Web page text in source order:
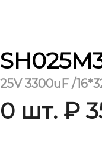
25V 3300uF /
0 шт. ₽